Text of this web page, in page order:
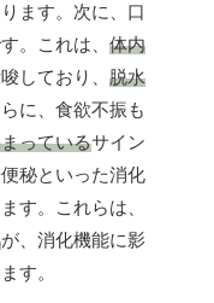
ます。次に、口
。これは、 体内
しており、 脱水
に、食欲不振も
っているサイン
秘といった消化
す。これらは、
が、消化機能に影
す。